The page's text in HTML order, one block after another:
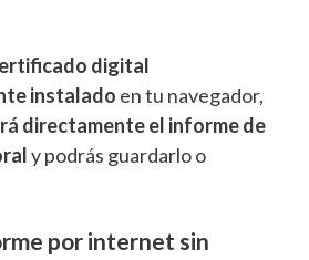
digital
instalado en tu navegador,
directamente el informe de
y podrás guardarlo o
por internet sin